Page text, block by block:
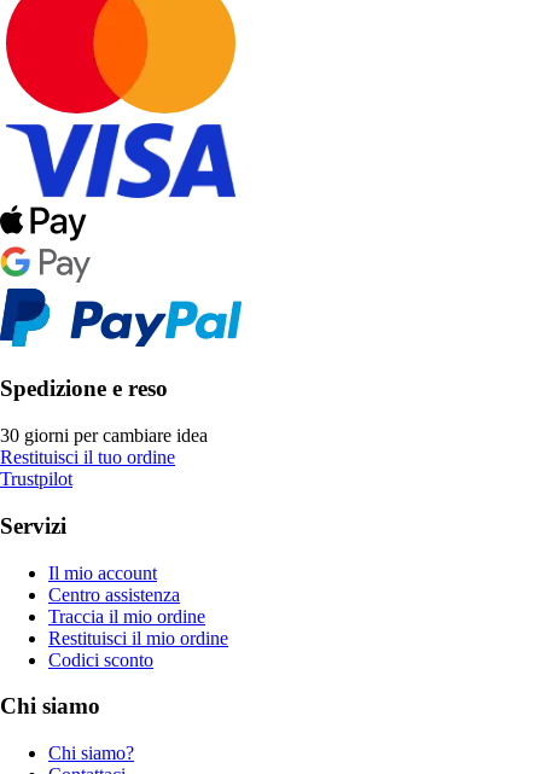
Spedizione e reso
30 giorni per cambiare idea
Restituisci il tuo ordine
Trustpilot
Servizi
Il mio account
Centro assistenza
Traccia il mio ordine
Restituisci il mio ordine
Codici sconto
Chi siamo
Chi siamo?